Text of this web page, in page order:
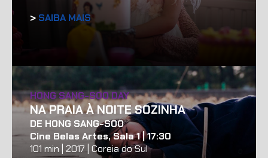
> SAIBA MAIS
HONG SANG-SOO DAY
NA PRAIA À NOITE SOZINHA
DE HONG SANG-SOO
Cine Belas Artes, Sala 1 | 17:30
101 min | 2017 | Coreia do Sul